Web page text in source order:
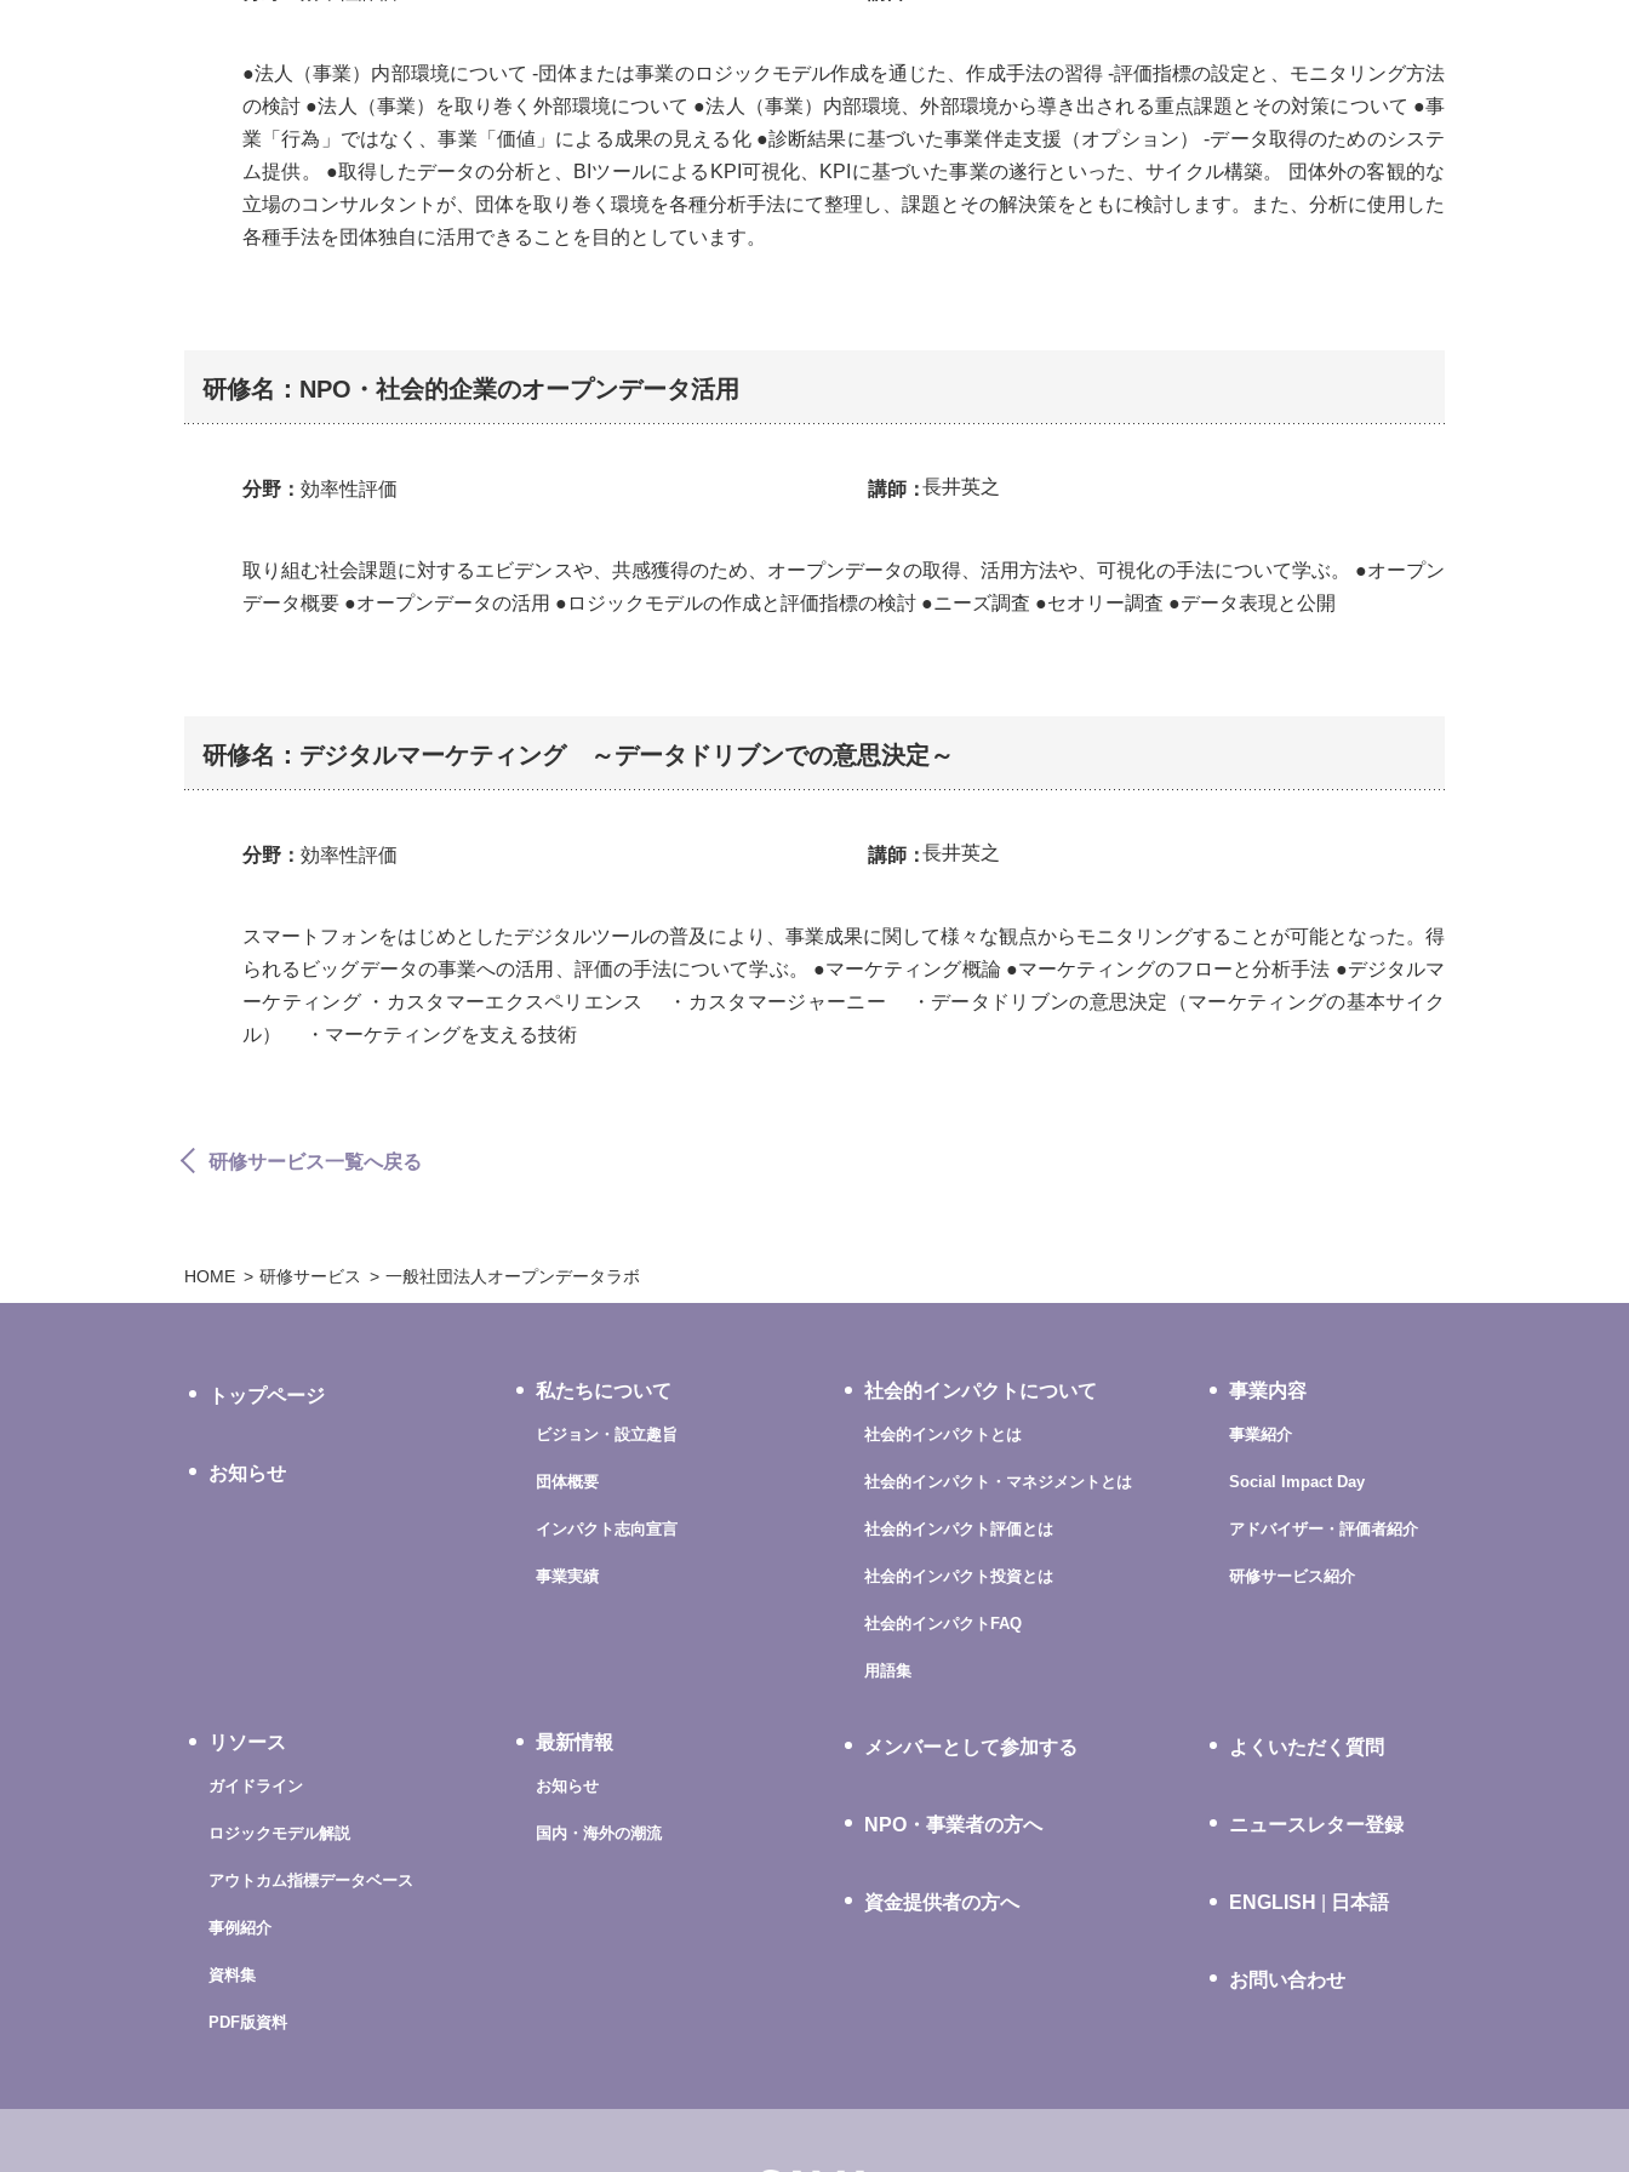
●法人（事業）内部環境について -団体または事業のロジックモデル作成を通じた、作成手法の習得 -評価指標の設定と、モニタリング方法
の検討 ●法人（事業）を取り巻く外部環境について ●法人（事業）内部環境、外部環境から導き出される重点課題とその対策について ●事
業「行為」ではなく、事業「価値」による成果の見える化 ●診断結果に基づいた事業伴走支援（オプション） -データ取得のためのシステ
ム提供。 ●取得したデータの分析と、BIツールによるKPI可視化、KPIに基づいた事業の遂行といった、サイクル構築。 団体外の客観的な
立場のコンサルタントが、団体を取り巻く環境を各種分析手法にて整理し、課題とその解決策をともに検討します。また、分析に使用した
各種手法を団体独自に活用できることを目的としています。
研修名：NPO・社会的企業のオープンデータ活用
分野： 効率性評価 講師：長井英之
取り組む社会課題に対するエビデンスや、共感獲得のため、オープンデータの取得、活用方法や、可視化の手法について学ぶ。 ●オープン
データ概要 ●オープンデータの活用 ●ロジックモデルの作成と評価指標の検討 ●ニーズ調査 ●セオリー調査 ●データ表現と公開
研修名：デジタルマーケティング ～データドリブンでの意思決定～
分野： 効率性評価 講師：長井英之
スマートフォンをはじめとしたデジタルツールの普及により、事業成果に関して様々な観点からモニタリングすることが可能となった。得
られるビッグデータの事業への活用、評価の手法について学ぶ。 ●マーケティング概論 ●マーケティングのフローと分析手法 ●デジタルマ
ーケティング ・カスタマーエクスペリエンス ・カスタマージャーニー ・データドリブンの意思決定（マーケティングの基本サイク
ル） ・マーケティングを支える技術
研修サービス一覧へ戻る
HOME 研修サービス 一般社団法人オープンデータラボ
トップページ
お知らせ
私たちについて
ビジョン・設立趣旨
団体概要
インパクト志向宣言
事業実績
社会的インパクトについて
社会的インパクトとは
社会的インパクト・マネジメントとは
社会的インパクト評価とは
社会的インパクト投資とは
社会的インパクトFAQ
用語集
事業内容
事業紹介
Social Impact Day
アドバイザー・評価者紹介
研修サービス紹介
リソース
ガイドライン
ロジックモデル解説
アウトカム指標データベース
事例紹介
資料集
PDF版資料
最新情報
お知らせ
国内・海外の潮流
メンバーとして参加する
NPO・事業者の方へ
資金提供者の方へ
よくいただく質問
ニュースレター登録
ENGLISH 日本語
お問い合わせ